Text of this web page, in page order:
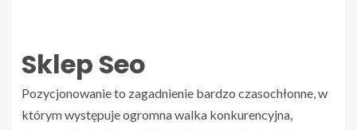
Sklep Seo
Pozycjonowanie to zagadnienie bardzo czasochłonne, w
którym występuje ogromna walka konkurencyjna,